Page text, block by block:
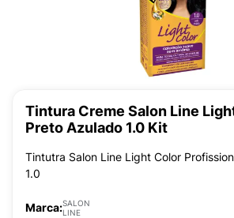
Tintura Creme Salon Line
Preto Azulado 1.0 Kit
Tintutra Salon Line Light Color
1.0
Marca:SALON
LINE